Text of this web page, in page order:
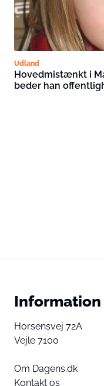
Udland
Hovedmistænkt i
beder han
Information
Horsensvej 72A
Vejle 7100
Om Dagens.dk
Kontakt os